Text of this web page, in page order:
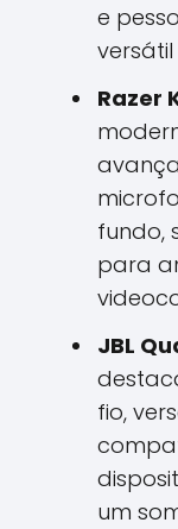
e
Razer
fundo,
para
JBL
fio,
um